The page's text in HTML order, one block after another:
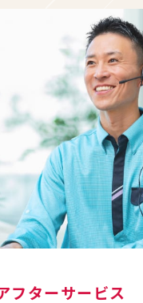
フターサービス